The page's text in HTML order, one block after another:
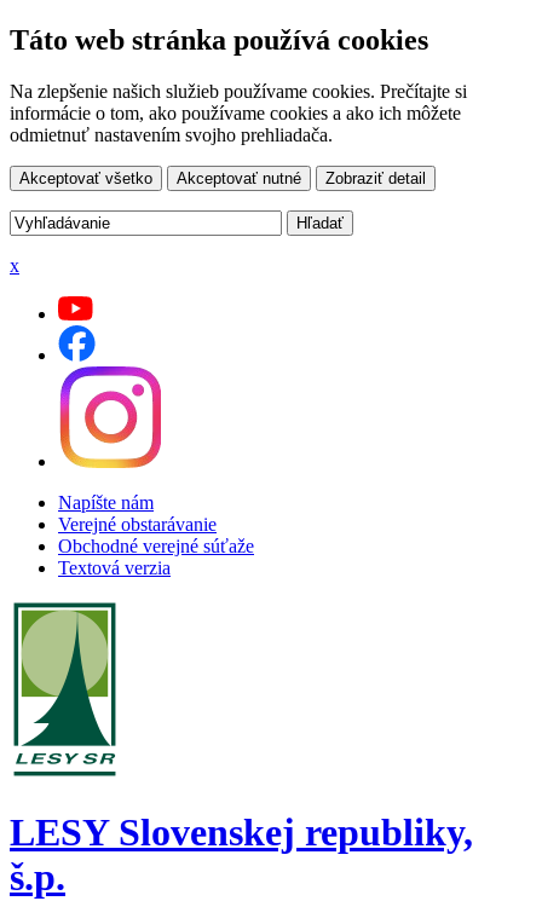
Táto web stránka používá cookies
Na zlepšenie našich služieb používame cookies. Prečítajte si
informácie o tom, ako používame cookies a ako ich môžete
odmietnuť nastavením svojho prehliadača.
Akceptovať všetko Akceptovať nutné Zobraziť detail
x
Napíšte nám
Verejné obstarávanie
Obchodné verejné súťaže
Textová verzia
LESY Slovenskej republiky,
š.p.